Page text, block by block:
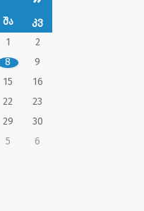
შა
კვ
1
2
8
9
15
16
22
23
29
30
5 6